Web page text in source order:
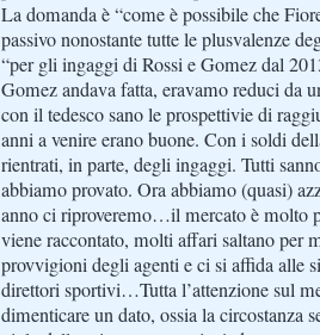
La domanda è “come è possibile che
passivo nonostante tutte le plusvalenze
“per gli ingaggi di Rossi e Gomez dal
Gomez andava fatta, eravamo reduci da
con il tedesco sano le prospettivie di
anni a venire erano buone. Con i soldi
rientrati, in parte, degli ingaggi. Tutti
abbiamo provato. Ora abbiamo (quasi)
anno ci riproveremo…il mercato è molto
viene raccontato, molti affari saltano per
provvigioni degli agenti e ci si affida alle
direttori sportivi…Tutta l’attenzione sul
dimenticare un dato, ossia la circostanza